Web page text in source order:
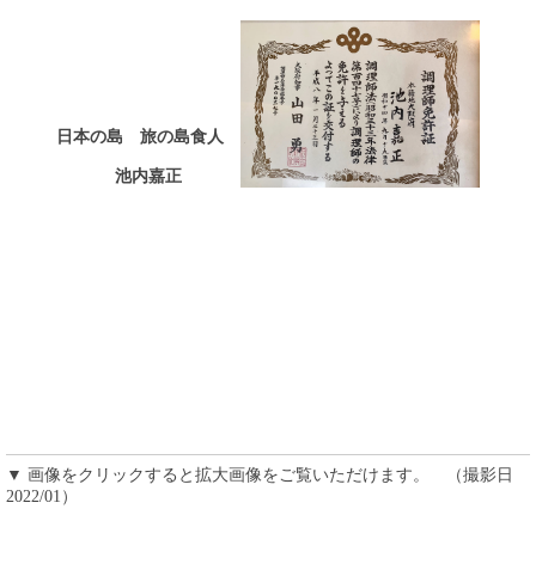
日本の島 旅の島食人
池内嘉正
▼ 画像をクリックすると拡大画像をご覧いただけます。 （撮影日
2022/01）